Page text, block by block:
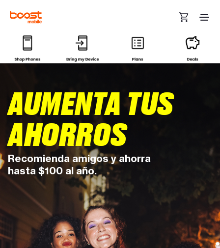
AUMENTA TUS
AHORROS
Recomienda amigos y ahorra
hasta $100 al año.